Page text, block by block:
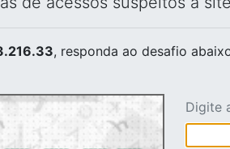
, responda ao desafio
Digite